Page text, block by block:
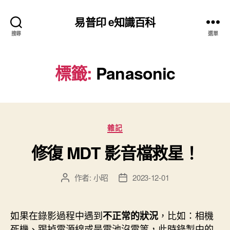
搜尋
易普印 e知識百科
選單
標籤: Panasonic
分
類
雜記
修復 MDT 影音檔救星！
文
者
作者: 小昭
文
佈
日
2023-12-01
如果在錄影過程中遇到不正常的狀況 ，比如：相機